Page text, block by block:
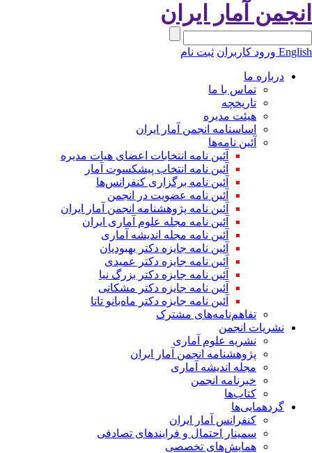
آمار ایران
ورود کاربران ثبت نام
درباره ما
تماس با ما
تاریخچه
هیئت مدیره
اساسنامه انجمن آمار ایران
آئین نامه‌ها
آئین نامه انتخابات اعضای هیات مدیره
آئین نامه انتخاب پیشکسوت آمار
آئین نامه برگزاری کنفرانس‌ها
آئین نامه عضویت در انجمن
آئین نامه پژوهشنامه انجمن آمار ایران
آئین نامه مجله علوم آماری ایران
آئین نامه مجله اندیشه آماری
آئین‌ نامه جایزه دکتر بهبودیان
آئین نامه جایزه دکتر عمیدی
آئین نامه جایزه دکتر بزرگ نیا
آئین نامه جایزه دکتر مشکانی
آئین نامه جایزه دکتر ماه‌بانو تاتا
تفاهم‌نامه‌های مشترک
نشریات انجمن
نشریه علوم آماری
پژوهشنامه انجمن آمار ایران
مجله اندیشه آماری
خبرنامه انجمن
کتاب‌ها
گردهمایی‌ها
کنفرانس آمار ایران
سمینار احتمال و فرایندهای تصادفی
همایش‌های تخصصی